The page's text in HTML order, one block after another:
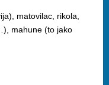
matovilac, rikola,
mahune (to jako